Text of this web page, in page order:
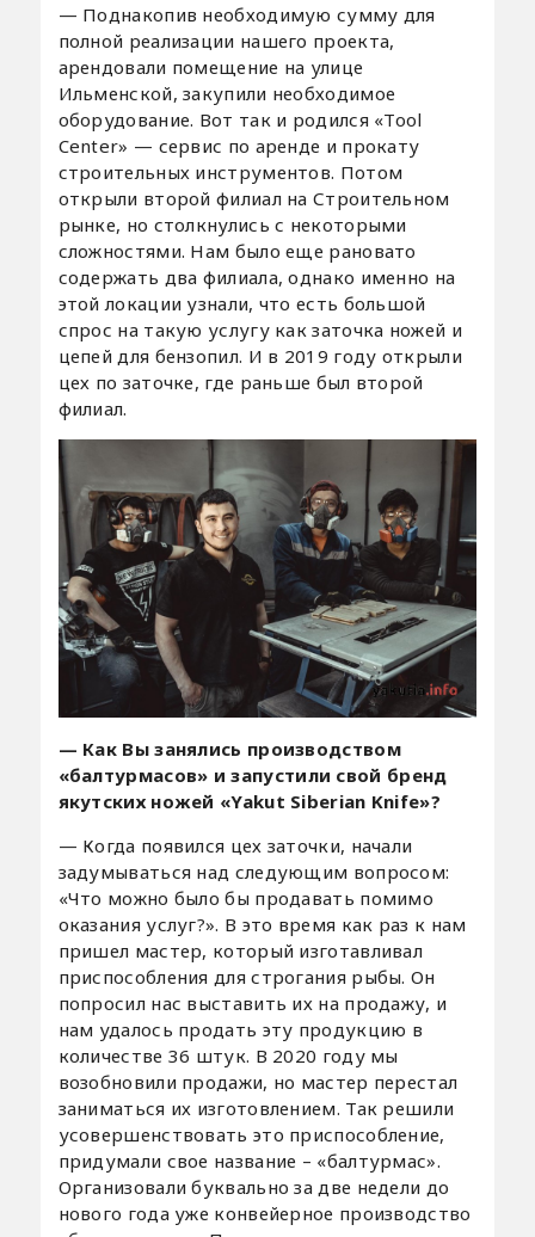
— Поднакопив необходимую сумму для
полной реализации нашего проекта,
арендовали помещение на улице
Ильменской, закупили необходимое
оборудование. Вот так и родился «Tool
Center» — сервис по аренде и прокату
строительных инструментов. Потом
открыли второй филиал на Строительном
рынке, но столкнулись с некоторыми
сложностями. Нам было еще рановато
содержать два филиала, однако именно на
этой локации узнали, что есть большой
спрос на такую услугу как заточка ножей и
цепей для бензопил. И в 2019 году открыли
цех по заточке, где раньше был второй
филиал.
— Как Вы занялись производством
«балтурмасов» и запустили свой бренд
якутских ножей «Yakut Siberian Knife»?
— Когда появился цех заточки, начали
задумываться над следующим вопросом:
«Что можно было бы продавать помимо
оказания услуг?». В это время как раз к нам
пришел мастер, который изготавливал
приспособления для строгания рыбы. Он
попросил нас выставить их на продажу, и
нам удалось продать эту продукцию в
количестве 36 штук. В 2020 году мы
возобновили продажи, но мастер перестал
заниматься их изготовлением. Так решили
усовершенствовать это приспособление,
придумали свое название – «балтурмас».
Организовали буквально за две недели до
нового года уже конвейерное производство